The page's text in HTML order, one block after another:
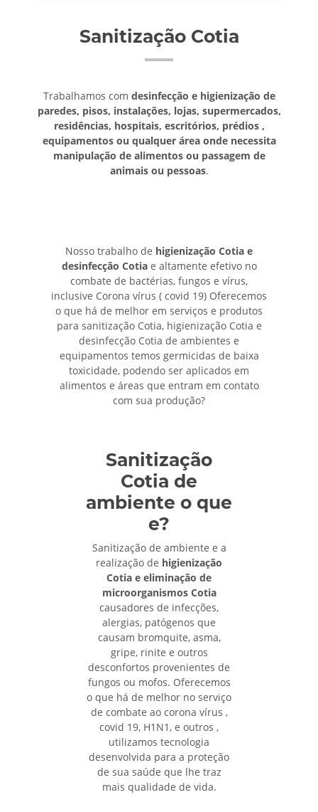
Sanitização Cotia
Trabalhamos com desinfecção e higienização de
paredes, pisos, instalações, lojas, supermercados,
residências, hospitais, escritórios, prédios ,
equipamentos ou qualquer área onde necessita
manipulação de alimentos ou passagem de
animais ou pessoas.
Nosso trabalho de higienização Cotia e
desinfecção Cotiae altamente efetivo no
combate de bactérias, fungos e vírus,
inclusive Corona vírus ( covid 19) Oferecemos
o que há de melhor em serviços e produtos
para sanitização Cotia, higienização Cotia e
desinfecção Cotia de ambientes e
equipamentos temos germicidas de baixa
toxicidade, podendo ser aplicados em
alimentos e áreas que entram em contato
com sua produção?
Sanitização
Cotia de
ambiente o que
e?
Sanitização de ambiente e a
realização de higienização
Cotia e eliminação de
microorganismos Cotia
causadores de infecções,
alergias, patógenos que
causam bromquite, asma,
gripe, rinite e outros
desconfortos provenientes de
fungos ou mofos. Oferecemos
o que há de melhor no serviço
de combate ao corona vírus ,
covid 19, H1N1, e outros ,
utilizamos tecnologia
desenvolvida para a proteção
de sua saúde que lhe traz
mais qualidade de vida.